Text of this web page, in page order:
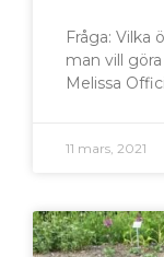
Fråga: Vilka
man vill
Melissa
11 mars, 2021